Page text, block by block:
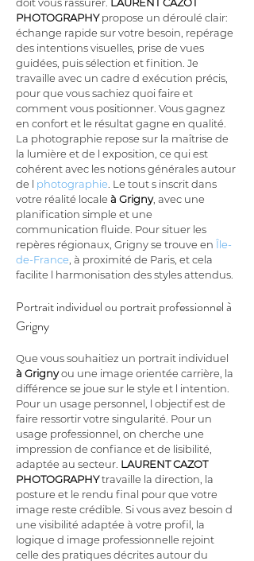
PHOTOGRAPHY propose un déroulé clair:
échange rapide sur votre besoin, repérage
des intentions visuelles, prise de vues
guidées, puis sélection et finition. Je
travaille avec un cadre d exécution précis,
pour que vous sachiez quoi faire et
comment vous positionner. Vous gagnez
en confort et le résultat gagne en qualité.
La photographie repose sur la maîtrise de
la lumière et de l exposition, ce qui est
cohérent avec les notions générales autour
de l photographie . Le tout s inscrit dans
votre réalité locale à Grigny, avec une
planification simple et une
communication fluide. Pour situer les
repères régionaux, Grigny se trouve en Île-
de-France , à proximité de Paris, et cela
facilite l harmonisation des styles attendus.
Portrait individuel ou portrait professionnel à
Grigny
Que vous souhaitiez un portrait individuel
à Grigny ou une image orientée carrière, la
différence se joue sur le style et l intention.
Pour un usage personnel, l objectif est de
faire ressortir votre singularité. Pour un
usage professionnel, on cherche une
impression de confiance et de lisibilité,
adaptée au secteur. LAURENT CAZOT
PHOTOGRAPHY travaille la direction, la
posture et le rendu final pour que votre
image reste crédible. Si vous avez besoin d
une visibilité adaptée à votre profil, la
logique d image professionnelle rejoint
celle des pratiques décrites autour du